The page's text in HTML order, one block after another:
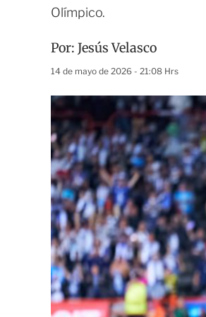
Olímpico.
Por: Jesús Velasco
14 de mayo de 2026 - 21:08 Hrs